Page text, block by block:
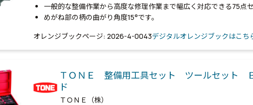
一般的な整備作業から高度な修理作業まで幅広く対応できる75点セ
めがね部の柄の曲がり角度15°です。
オレンジブックページ: 2026-4-0043デジタルオレンジブックはこち
ＴＯＮＥ 整備用工具セット ツールセット
ド
ＴＯＮＥ（株）